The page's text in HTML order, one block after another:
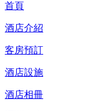
首頁
酒店介紹
客房預訂
酒店設施
酒店相冊